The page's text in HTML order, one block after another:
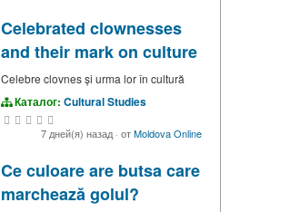
Celebrated clownesses
and their mark on culture
Celebre clovnes și urma lor în cultură
Каталог: Cultural Studies
7 дней(я) назад· отMoldova Online
Ce culoare are butsa care
marchează golul?